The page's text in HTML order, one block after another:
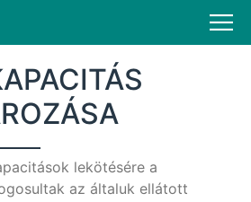
lekötésére a
az általuk ellátott